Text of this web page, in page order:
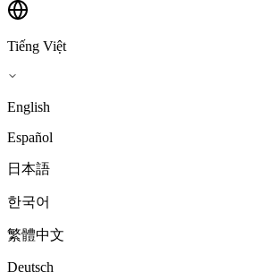
Tiếng Việt
English
Español
日本語
한국어
繁體中文
Deutsch